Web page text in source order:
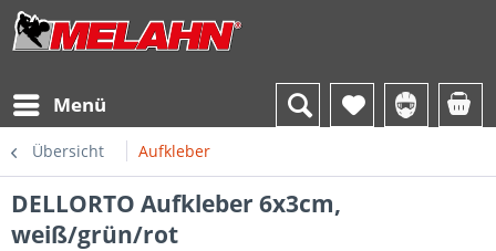
Menü
Übersicht Aufkleber
DELLORTO Aufkleber 6x3cm,
weiß/grün/rot